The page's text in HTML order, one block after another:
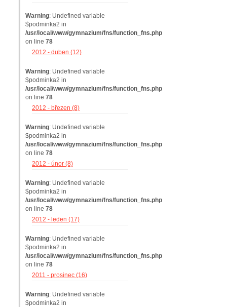
Warning: Undefined variable
$podminka2 in
/usr/local/www/gymnazium/fns/function_fns.php
on line 78
2012 - duben (12)
Warning: Undefined variable
$podminka2 in
/usr/local/www/gymnazium/fns/function_fns.php
on line 78
2012 - březen (8)
Warning: Undefined variable
$podminka2 in
/usr/local/www/gymnazium/fns/function_fns.php
on line 78
2012 - únor (8)
Warning: Undefined variable
$podminka2 in
/usr/local/www/gymnazium/fns/function_fns.php
on line 78
2012 - leden (17)
Warning: Undefined variable
$podminka2 in
/usr/local/www/gymnazium/fns/function_fns.php
on line 78
2011 - prosinec (16)
Warning: Undefined variable
$podminka2 in